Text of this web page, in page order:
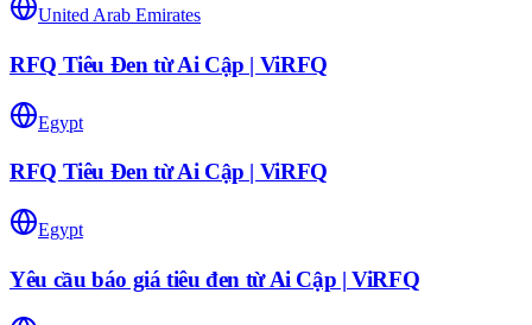
United Arab Emirates
RFQ Tiêu Đen từ Ai Cập | ViRFQ
Egypt
RFQ Tiêu Đen từ Ai Cập | ViRFQ
Egypt
Yêu cầu báo giá tiêu đen từ Ai Cập | ViRFQ